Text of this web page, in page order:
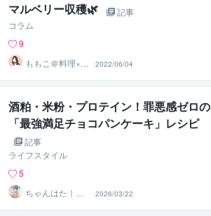
マルベリー収穫🌿
記事
コラム
9
ももこ＠料理×セ
ラピスト♡
2022/06/04
酒粕・米粉・プロテイン！罪悪感ゼロの
「最強満足チョコパンケーキ」レシピ
記事
ライフスタイル
5
ちゃんはた｜現
役ナース×ライタ
ー
2026/03/22